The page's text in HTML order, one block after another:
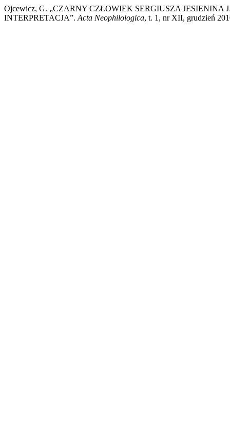
Ojcewicz, G. „CZARNY CZŁOWIEK SERGIUSZA
INTERPRETACJA”. Acta Neophilologica, t. 1, nr XII, grudzień